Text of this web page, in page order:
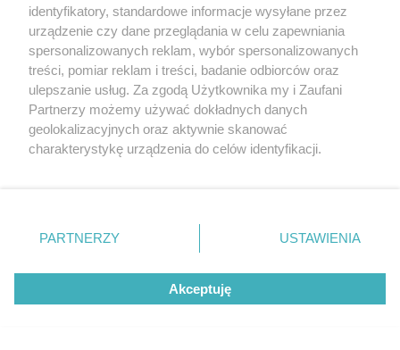
identyfikatory, standardowe informacje wysyłane przez
urządzenie czy dane przeglądania w celu zapewniania
spersonalizowanych reklam, wybór spersonalizowanych
treści, pomiar reklam i treści, badanie odbiorców oraz
ulepszanie usług. Za zgodą Użytkownika my i Zaufani
Partnerzy możemy używać dokładnych danych
geolokalizacyjnych oraz aktywnie skanować
charakterystykę urządzenia do celów identyfikacji.
zmienić/wycofać klikając przycisk ustawień prywatności
znajdujący się w lewym dolnym rogu strony
rodzaje przetwarzania danych nie wymagają zgody
użytkownika, ale masz prawo sprzeciwić się takiemu
przetwarzaniu. Preferencje będą miały zastosowanie tylko
PARTNERZY USTAWIENIA
Akceptuję